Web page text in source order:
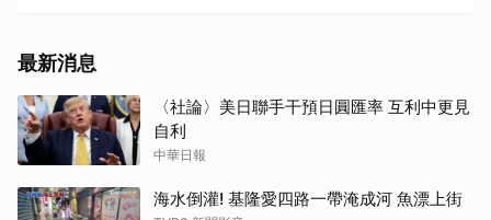
最新消息
〈社論〉美日聯手干預日圓匯率 互利中更見
自利
中華日報
海水倒灌! 基隆愛四路一帶淹成河 魚漂上街